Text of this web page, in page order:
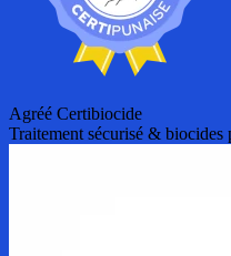
Agréé Certibiocide
Traitement sécurisé & biocides